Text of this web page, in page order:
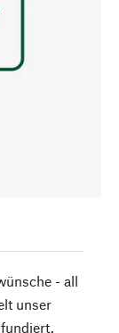
- all
unser